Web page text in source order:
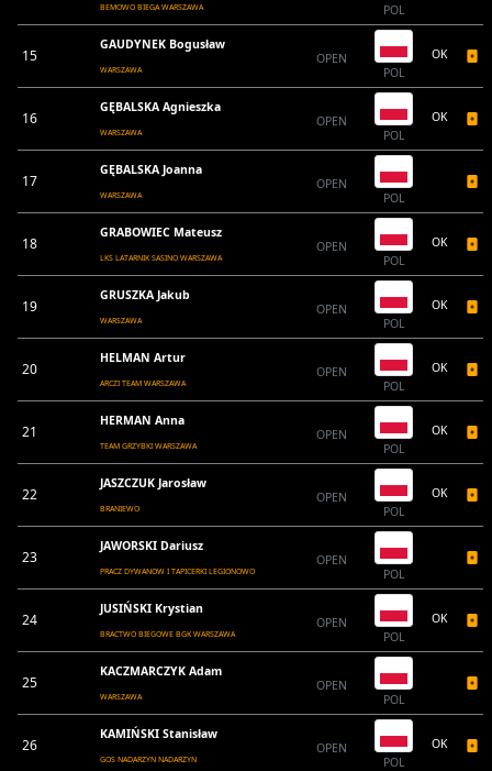
BEMOWO BIEGA WARSZAWA
POL
15
GAUDYNEK Bogusław
WARSZAWA
OPEN
POL
OK
16
GĘBALSKA Agnieszka
WARSZAWA
OPEN
POL
OK
17
GĘBALSKA Joanna
WARSZAWA
OPEN
POL
18
GRABOWIEC Mateusz
LKS LATARNIK SASINO WARSZAWA
OPEN
POL
OK
19
GRUSZKA Jakub
WARSZAWA
OPEN
POL
OK
20
HELMAN Artur
ARCZI TEAM WARSZAWA
OPEN
POL
OK
21
HERMAN Anna
TEAM GRZYBKI WARSZAWA
OPEN
POL
OK
22
JASZCZUK Jarosław
BRANIEWO
OPEN
POL
OK
23
JAWORSKI Dariusz
PRACZ DYWANOW I TAPICERKI LEGIONOWO
OPEN
POL
24
JUSIŃSKI Krystian
BRACTWO BIEGOWE BGK WARSZAWA
OPEN
POL
OK
25
KACZMARCZYK Adam
WARSZAWA
OPEN
POL
26
KAMIŃSKI Stanisław
GOS NADARZYN NADARZYN
OPEN
POL
OK